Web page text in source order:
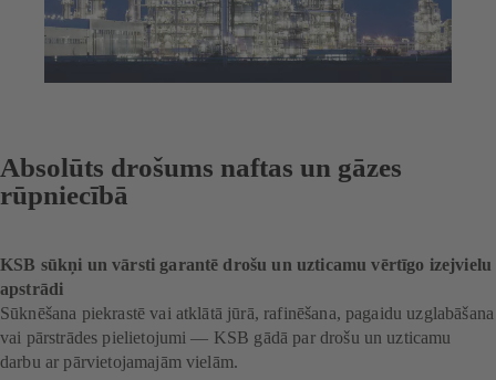
Absolūts drošums naftas un gāzes
rūpniecībā
KSB sūkņi un vārsti garantē drošu un uzticamu vērtīgo izejvielu
apstrādi
Sūknēšana piekrastē vai atklātā jūrā, rafinēšana, pagaidu uzglabāšana
vai pārstrādes pielietojumi — KSB gādā par drošu un uzticamu
darbu ar pārvietojamajām vielām.